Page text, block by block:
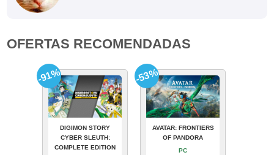
OFERTAS RECOMENDADAS
DIGIMON STORY
CYBER SLEUTH:
COMPLETE EDITION
-91%
AVATAR: FRONTIERS
OF PANDORA
PC
-53%